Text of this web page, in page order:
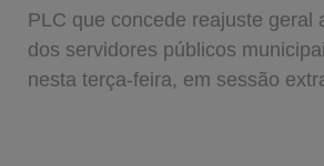
PLC que concede reajuste geral
dos servidores públicos
nesta terça-feira, em sessão